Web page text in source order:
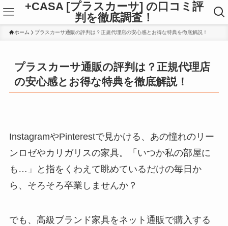
+CASA [プラスカーサ] の口コミ評
判を徹底調査！
ホーム プラスカーサ通販の評判は？正規代理店の安心感とお得な特典を徹底解説！
プラスカーサ通販の評判は？正規代理店
の安心感とお得な特典を徹底解説！
InstagramやPinterestで見かける、あの憧れのリー
ンロゼやカリガリスの家具。「いつか私の部屋に
も…」と指をくわえて眺めているだけの毎日か
ら、そろそろ卒業しませんか？
でも、高級ブランド家具をネット通販で購入する